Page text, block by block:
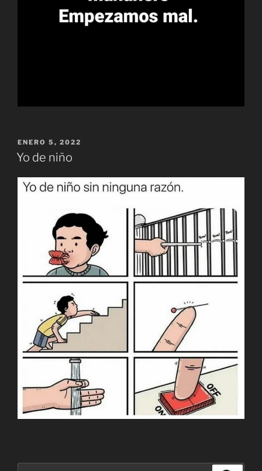
PUBLICADO
EL
ENERO 5, 2022
Yo de niño